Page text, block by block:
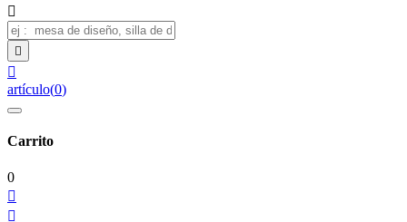



artículo(0)
Carrito
0

